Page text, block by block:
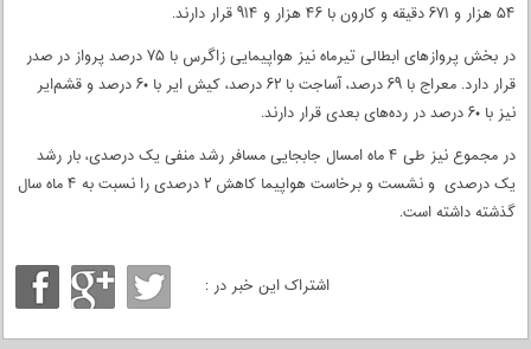
۵۴ هزار و ۶۷۱ دقیقه و کارون با ۴۶ هزار و ۹۱۴ قرار دارند.
در بخش پروازهای ابطالی تیرماه نیز هواپیمایی زاگرس با ۷۵ درصد پرواز در صدر
قرار دارد. معراج با ۶۹ درصد، آساجت با ۶۲ درصد، کیش ایر با ۶۰ درصد و قشم‌ایر
نیز با ۶۰ درصد در رده‌های بعدی قرار دارند.
در مجموع نیز طی ۴ ماه امسال جابجایی مسافر رشد منفی یک درصدی، بار رشد
یک درصدی و نشست و برخاست هواپیما کاهش ۲ درصدی را نسبت به ۴ ماه سال
گذشته داشته است.
اشتراک این خبر در :